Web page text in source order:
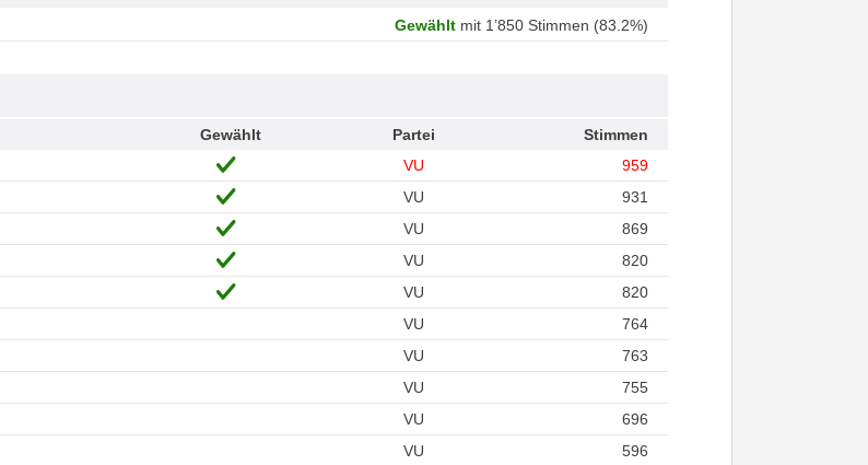
Gewähltmit 1’850 Stimmen (83.2%)
Gewählt Partei
Stimmen
VU
959
VU
931
VU
869
VU
820
VU
820
VU
764
VU
763
VU
755
VU
696
VU 596